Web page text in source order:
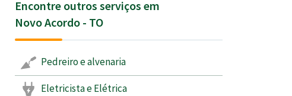
Encontre outros serviços em
Novo Acordo - TO
Pedreiro e alvenaria
Eletricista e Elétrica